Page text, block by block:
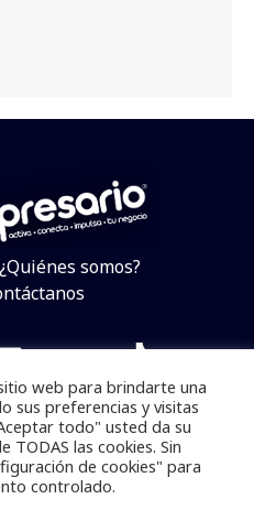
¿Quiénes somos?
Telegram
YouTube
TikTok
los derechos reservados.
total o parcial sin
web para brindarte una
sus preferencias y visitas
todo" usted da su
TODAS las cookies. Sin
de cookies" para
controlado.